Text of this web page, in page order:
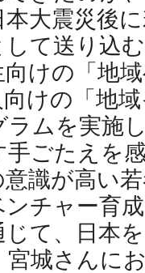
本大震災後
して送り込
けの「地
けの「地
ムを実施
ごたえを
識が高い
チャー育
て、日本
宮城さんに